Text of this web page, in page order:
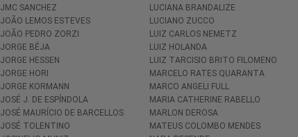
JMC SANCHEZ
JOÃO LEMOS ESTEVES
JOÃO PEDRO ZORZI
JORGE BÉJA
JORGE HESSEN
JORGE HORI
JORGE KORMANN
JOSÉ J. DE ESPÍNDOLA
JOSÉ MAURÍCIO DE BARCELLOS
JOSÉ TOLENTINO
LUCIANA BRANDALIZE
LUCIANO ZUCCO
LUIZ CARLOS NEMETZ
LUIZ HOLANDA
LUIZ TARCISIO BRITO FILOMENO
MARCELO RATES QUARANTA
MARCO ANGELI FULL
MARIA CATHERINE RABELLO
MARLON DEROSA
MATEUS COLOMBO MENDES